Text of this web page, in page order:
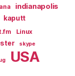
indianapolis
kaputt
Linux
skype
USA